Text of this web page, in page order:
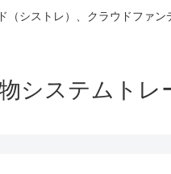
（シストレ）、クラウドファ
システムト